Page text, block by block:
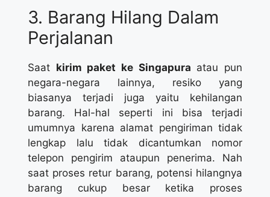
3. Barang Hilang Dalam
Perjalanan
Saat kirim paket ke Singapura atau pun
negara-negara lainnya, resiko yang
biasanya terjadi juga yaitu kehilangan
barang. Hal-hal seperti ini bisa terjadi
umumnya karena alamat pengiriman tidak
lengkap lalu tidak dicantumkan nomor
telepon pengirim ataupun penerima. Nah
saat proses retur barang, potensi hilangnya
barang cukup besar ketika proses